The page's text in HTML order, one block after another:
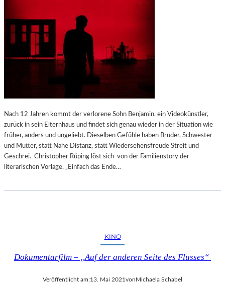
Nach 12 Jahren kommt der verlorene Sohn Benjamin, ein Videokünstler,
zurück in sein Elternhaus und findet sich genau wieder in der Situation wie
früher, anders und ungeliebt. Dieselben Gefühle haben Bruder, Schwester
und Mutter, statt Nähe Distanz, statt Wiedersehensfreude Streit und
Geschrei. Christopher Rüping löst sich von der Familienstory der
literarischen Vorlage. „Einfach das Ende…
KINO
Dokumentarfilm – „Auf der anderen Seite des Flusses“
Veröffentlicht am:13. Mai 2021vonMichaela Schabel